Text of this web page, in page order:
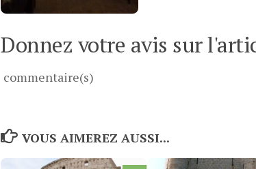
Donnez votre avis sur
commentaire(s)
VOUS AIMEREZ AUSSI...